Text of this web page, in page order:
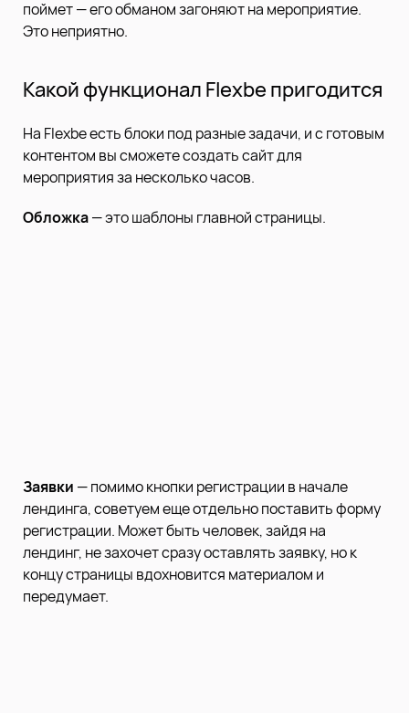
поймет — его обманом загоняют на мероприятие.
Это неприятно.
Какой функционал Flexbe пригодится
На Flexbe есть блоки под разные задачи, и с готовым
контентом вы сможете создать сайт для
мероприятия за несколько часов.
Обложка— это шаблоны главной страницы.
Заявки — помимо кнопки регистрации в начале
лендинга, советуем еще отдельно поставить форму
регистрации. Может быть человек, зайдя на
лендинг, не захочет сразу оставлять заявку, но к
концу страницы вдохновится материалом и
передумает.